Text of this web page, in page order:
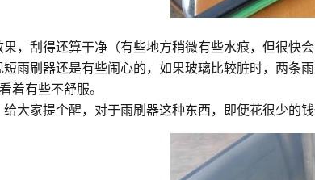
，刮得还算干净（有些地方稍微有些水痕，但很快
雨刷器还是有些闹心的，如果玻璃比较脏时，两
着有些不舒服。
大家提个醒，对于雨刷器这种东西，即便花很少的